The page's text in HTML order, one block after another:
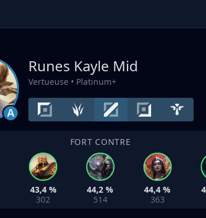
A
Runes Kayle Mid
Vertueuse • Platinum+
FORT CONTRE
43,4 %
302
44,2 %
514
44,4 %
363